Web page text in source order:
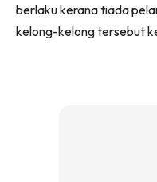
berlaku kerana tiada
kelong-kelong tersebut